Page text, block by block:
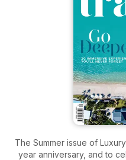
The Summer issue of
year anniversary, and to